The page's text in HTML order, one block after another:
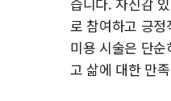
로 참여하고 긍
미용 시술은 단
고 삶에 대한 만